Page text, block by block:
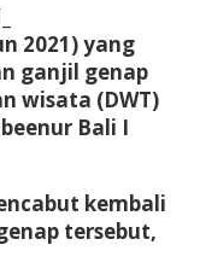
2021) yang
ganjil genap
wisata (DWT)
Bali I
kembali
tersebut,